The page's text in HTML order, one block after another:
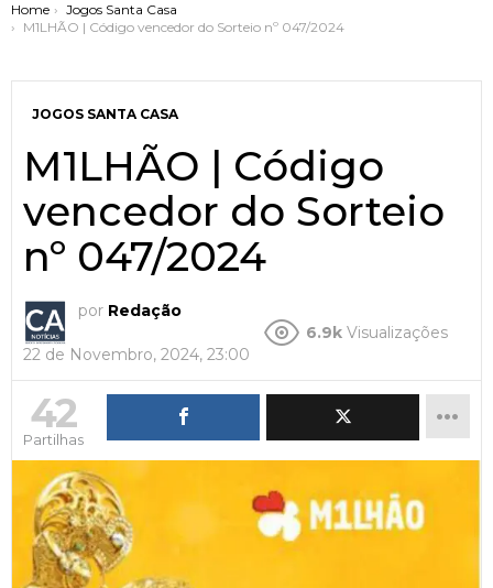
You are here:
Home
Jogos Santa Casa
M1LHÃO | Código vencedor do Sorteio nº 047/2024
JOGOS SANTA CASA
M1LHÃO | Código
vencedor do Sorteio
nº 047/2024
por Redação
22 de Novembro, 2024, 23:00
6.9k Visualizações
42
Partilhas